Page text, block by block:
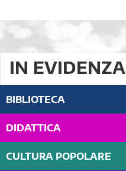
IN EVIDENZA
BIBLIOTECA
DIDATTICA
CULTURA POPOLARE